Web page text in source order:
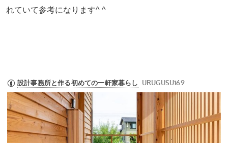
れていて参考になります^ ^